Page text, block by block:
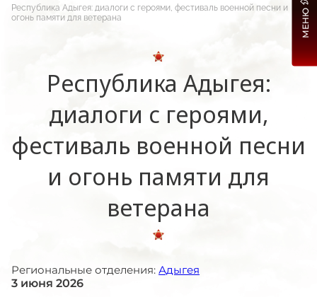
Республика Адыгея: диалоги с героями, фестиваль военной песни и
огонь памяти для ветерана
Республика Адыгея:
диалоги с героями,
фестиваль военной песни
и огонь памяти для
ветерана
Региональные отделения: Адыгея
3 июня 2026
МЕНЮ